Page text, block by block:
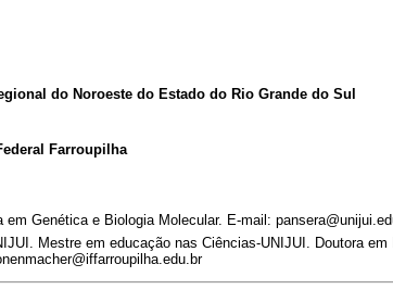
do Noroeste do Estado do Rio Grande do Sul
Farroupilha
Genética e Biologia Molecular. E-mail:
Mestre em educação nas Ciências-UNIJUI. Doutora em